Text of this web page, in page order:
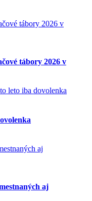
tábory 2026 v
aj